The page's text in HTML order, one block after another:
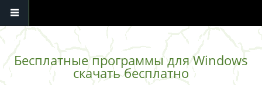
Перейти к основному содержанию
Бесплатные программы для Windows
скачать бесплатно